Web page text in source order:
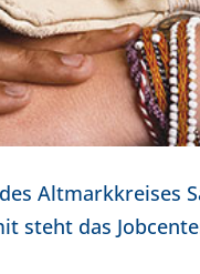
Altmarkkreises
steht das